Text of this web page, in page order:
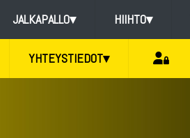
JALKAPALLO▾ HIIHTO▾
YHTEYSTIEDOT▾